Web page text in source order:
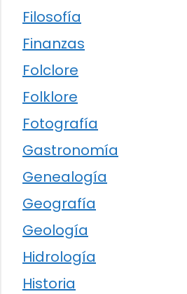
Filosofía
Finanzas
Folclore
Folklore
Fotografía
Gastronomía
Genealogía
Geografía
Geología
Hidrología
Historia